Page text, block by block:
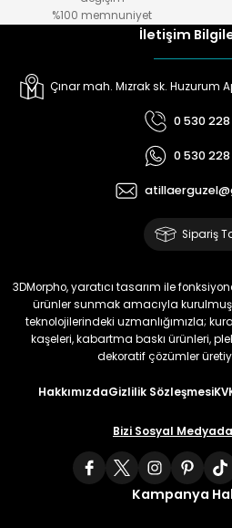
%100 memnuniyet
İletişim
Çınar mah. Mızrak sk. Huzurum
0 530
0 530
Sipariş
3DMorpho, yaratıcı tasarım ile
ürünler sunmak amacıyla
teknolojilerindeki uzmanlığımızla;
kaşeleri, kabartma baskı ürünleri,
dekoratif çözümler
HakkımızdaGizlilik Sözleşmesi
Bizi Sosyal
Kampanya